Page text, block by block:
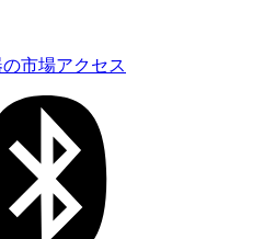
市場アクセス